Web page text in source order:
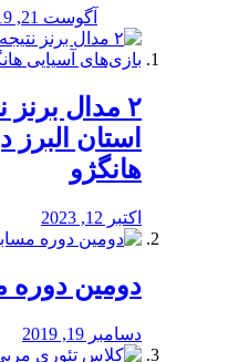
آگوست 21, 2019
استان
هانگژو
اکتبر 12, 2023
دومین دوره
دسامبر 19, 2019